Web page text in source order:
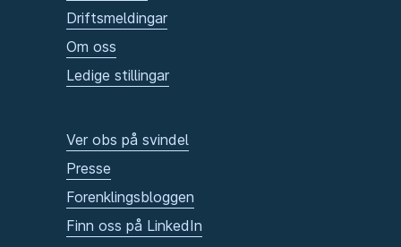
Driftsmeldingar
Om oss
Ledige stillingar
Ver obs på svindel
Presse
Forenklingsbloggen
Finn oss på LinkedIn